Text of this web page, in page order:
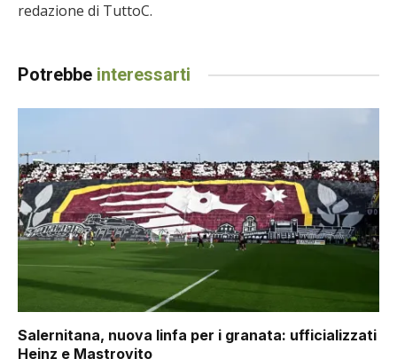
redazione di TuttoC.
Potrebbe interessarti
Salernitana, nuova linfa per i granata: ufficializzati
Heinz e Mastrovito